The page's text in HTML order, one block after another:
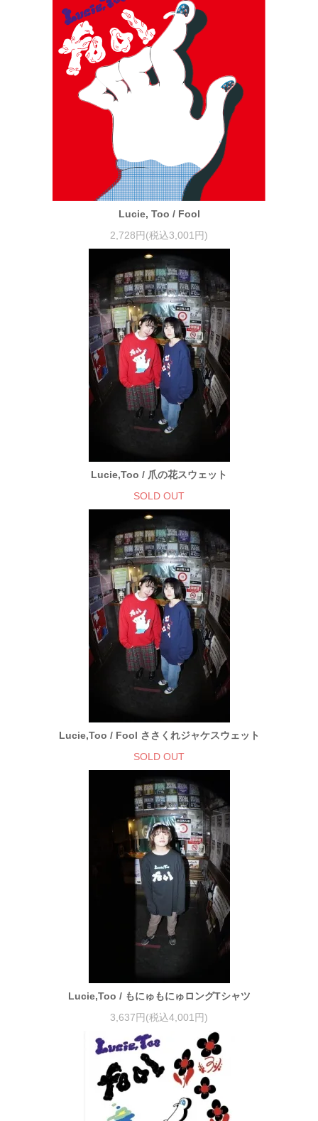
Lucie, Too / Fool
2,728円(税込3,001円)
Lucie,Too / 爪の花スウェット
SOLD OUT
Lucie,Too / Fool ささくれジャケスウェット
SOLD OUT
Lucie,Too / もにゅもにゅロングTシャツ
3,637円(税込4,001円)